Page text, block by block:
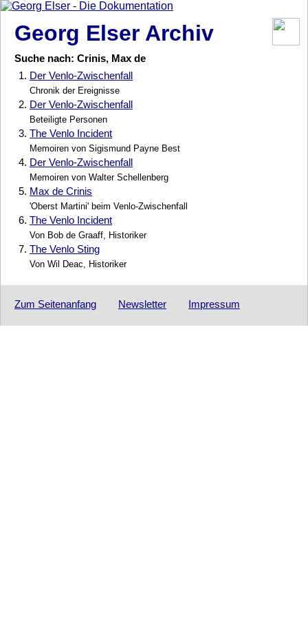
Georg Elser Archiv
Suche nach: Crinis, Max de
1. Der Venlo-Zwischenfall
Chronik der Ereignisse
2. Der Venlo-Zwischenfall
Beteiligte Personen
3. The Venlo Incident
Memoiren von Sigismund Payne Best
4. Der Venlo-Zwischenfall
Memoiren von Walter Schellenberg
5. Max de Crinis
'Oberst Martini' beim Venlo-Zwischenfall
6. The Venlo Incident
Von Bob de Graaff, Historiker
7. The Venlo Sting
Von Wil Deac, Historiker
Zum Seitenanfang Newsletter Impressum